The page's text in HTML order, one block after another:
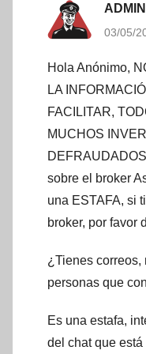
03/05/
Hola Anónimo,
LA
FACILITAR,
MUCHOS
sobre el broker
una ESTAFA, si
broker, por favor
¿Tienes correos,
personas que
Es una estafa,
del chat que